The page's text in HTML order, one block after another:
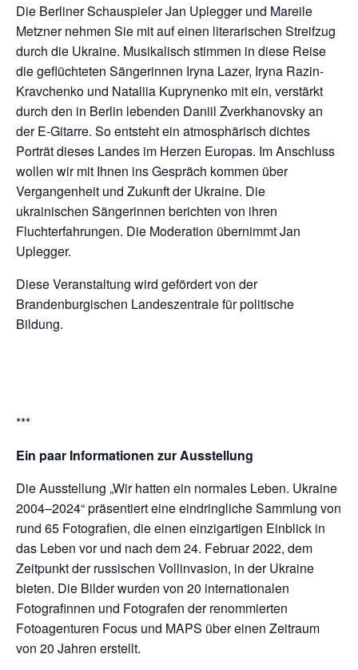
Die Berliner Schauspieler Jan Uplegger und Mareile
Metzner nehmen Sie mit auf einen literarischen Streifzug
durch die Ukraine. Musikalisch stimmen in diese Reise
die geflüchteten Sängerinnen Iryna Lazer, Iryna Razin-
Kravchenko und Nataliia Kuprynenko mit ein, verstärkt
durch den in Berlin lebenden Daniil Zverkhanovsky an
der E-Gitarre. So entsteht ein atmosphärisch dichtes
Porträt dieses Landes im Herzen Europas. Im Anschluss
wollen wir mit Ihnen ins Gespräch kommen über
Vergangenheit und Zukunft der Ukraine. Die
ukrainischen Sängerinnen berichten von ihren
Fluchterfahrungen. Die Moderation übernimmt Jan
Uplegger.
Diese Veranstaltung wird gefördert von der
Brandenburgischen Landeszentrale für politische
Bildung.
***
Ein paar Informationen zur Ausstellung
Die Ausstellung „Wir hatten ein normales Leben. Ukraine
2004–2024“ präsentiert eine eindringliche Sammlung von
rund 65 Fotografien, die einen einzigartigen Einblick in
das Leben vor und nach dem 24. Februar 2022, dem
Zeitpunkt der russischen Vollinvasion, in der Ukraine
bieten. Die Bilder wurden von 20 internationalen
Fotografinnen und Fotografen der renommierten
Fotoagenturen Focus und MAPS über einen Zeitraum
von 20 Jahren erstellt.